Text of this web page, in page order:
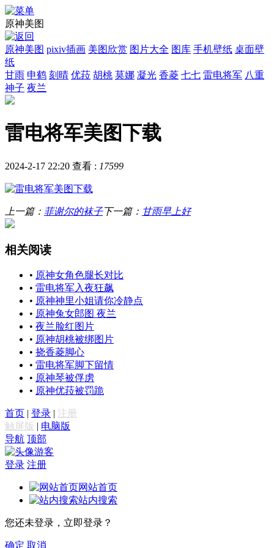
原神美图
原神美图 pixiv插画 美图欣赏 图片大全 图库 手机壁纸 桌面壁
纸
甘雨 申鹤 刻晴 优菈 胡桃 莫娜 凝光 香菱 七七 雷电将军 八重
神子 夜兰
雷电将军美图下载
2024-2-17 22:20 查看 : 17599
上一篇： 菲谢尔的袜子下一篇： 甘雨早上好
相关阅读
• 原神女角色腿长对比
• 雷电将军入夜狂飙
• 原神神里小姐请你冷静点
• 原神兔女郎图 夜兰
• 夜兰脸红图片
• 原神胡桃被绑图片
• 挠香菱脚心
• 雷电将军脚下留情
• 原神琴被俘虏
• 原神优菈被罚跪
首页 | 登录 | 注册
触屏版 | 电脑版
导航 顶部
游客
登录 注册
网站首页
站内搜索
您还未登录，立即登录？
确定 取消